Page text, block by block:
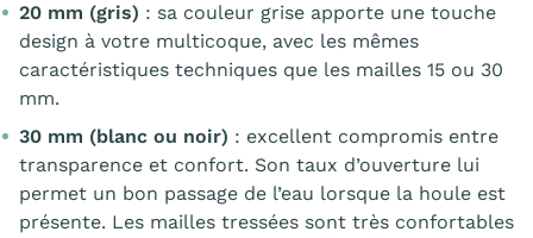
20 mm (gris) : sa couleur grise apporte une touche
design à votre multicoque, avec les mêmes
caractéristiques techniques que les mailles 15 ou 30
mm.
30 mm (blanc ou noir) : excellent compromis entre
transparence et confort. Son taux d’ouverture lui
permet un bon passage de l’eau lorsque la houle est
présente. Les mailles tressées sont très confortables